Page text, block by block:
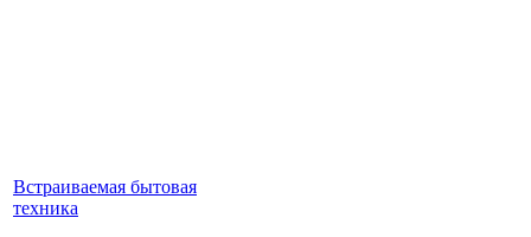
Встраиваемая бытовая
техника